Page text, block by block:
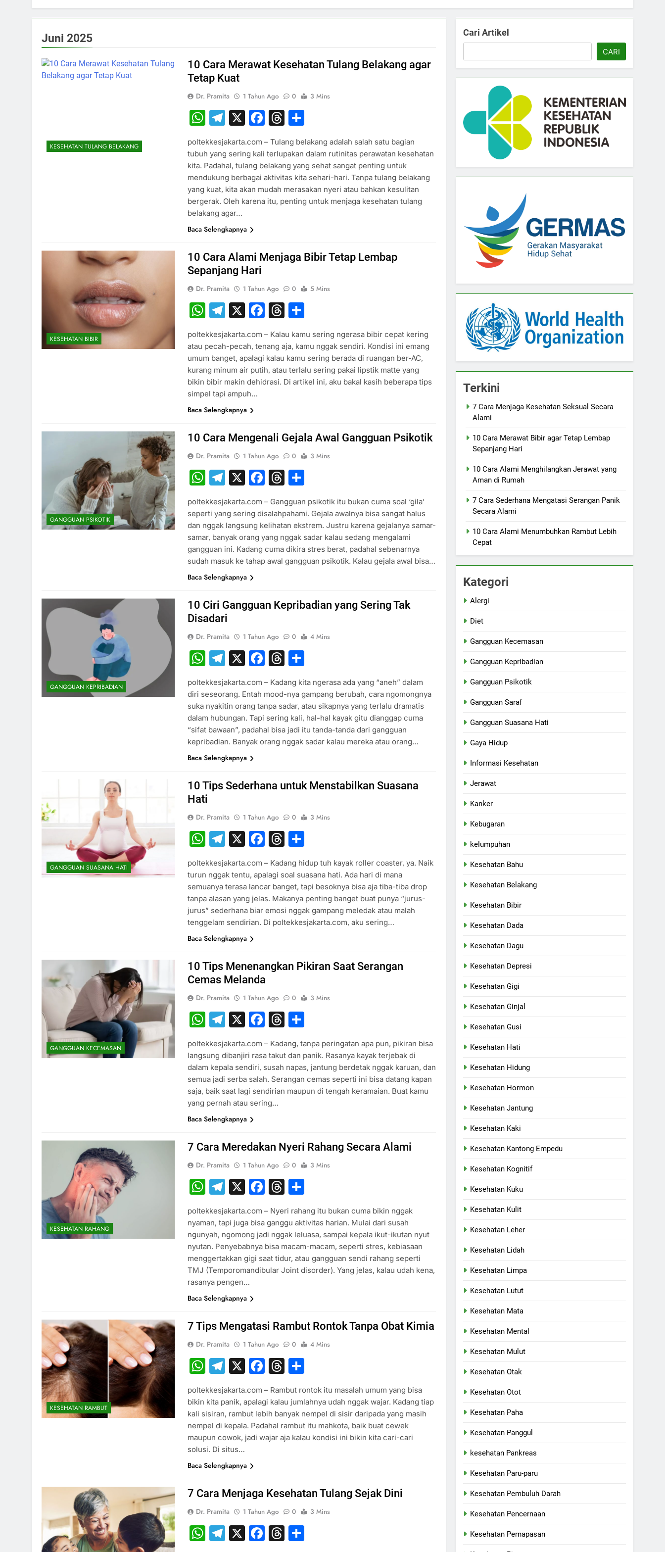
Juni 2025
KESEHATAN TULANG BELAKANG
10 Cara Merawat Kesehatan Tulang Belakang agar
Tetap Kuat
Dr. Pramita 1 Tahun Ago 0 3 Mins
WhatsApp
Telegram
X Facebook
Threads
poltekkesjakarta.com – Tulang belakang adalah salah satu bagian
tubuh yang sering kali terlupakan dalam rutinitas perawatan kesehatan
kita. Padahal, tulang belakang yang sehat sangat penting untuk
mendukung berbagai aktivitas kita sehari-hari. Tanpa tulang belakang
yang kuat, kita akan mudah merasakan nyeri atau bahkan kesulitan
bergerak. Oleh karena itu, penting untuk menjaga kesehatan tulang
belakang agar…
Baca Selengkapnya
KESEHATAN BIBIR
10 Cara Alami Menjaga Bibir Tetap Lembap
Sepanjang Hari
Dr. Pramita 1 Tahun Ago 0 5 Mins
WhatsApp
Telegram
X Facebook
Threads
poltekkesjakarta.com – Kalau kamu sering ngerasa bibir cepat kering
atau pecah-pecah, tenang aja, kamu nggak sendiri. Kondisi ini emang
umum banget, apalagi kalau kamu sering berada di ruangan ber-AC,
kurang minum air putih, atau terlalu sering pakai lipstik matte yang
bikin bibir makin dehidrasi. Di artikel ini, aku bakal kasih beberapa tips
simpel tapi ampuh…
Baca Selengkapnya
GANGGUAN PSIKOTIK
10 Cara Mengenali Gejala Awal Gangguan Psikotik
Dr. Pramita 1 Tahun Ago 0 3 Mins
WhatsApp
Telegram
X Facebook
Threads
poltekkesjakarta.com – Gangguan psikotik itu bukan cuma soal ‘gila’
seperti yang sering disalahpahami. Gejala awalnya bisa sangat halus
dan nggak langsung kelihatan ekstrem. Justru karena gejalanya samar-
samar, banyak orang yang nggak sadar kalau sedang mengalami
gangguan ini. Kadang cuma dikira stres berat, padahal sebenarnya
sudah masuk ke tahap awal gangguan psikotik. Kalau gejala awal bisa…
Baca Selengkapnya
GANGGUAN KEPRIBADIAN
10 Ciri Gangguan Kepribadian yang Sering Tak
Disadari
Dr. Pramita 1 Tahun Ago 0 4 Mins
WhatsApp
Telegram
X Facebook
Threads
poltekkesjakarta.com – Kadang kita ngerasa ada yang “aneh” dalam
diri seseorang. Entah mood-nya gampang berubah, cara ngomongnya
suka nyakitin orang tanpa sadar, atau sikapnya yang terlalu dramatis
dalam hubungan. Tapi sering kali, hal-hal kayak gitu dianggap cuma
“sifat bawaan”, padahal bisa jadi itu tanda-tanda dari gangguan
kepribadian. Banyak orang nggak sadar kalau mereka atau orang…
Baca Selengkapnya
GANGGUAN SUASANA HATI
10 Tips Sederhana untuk Menstabilkan Suasana
Hati
Dr. Pramita 1 Tahun Ago 0 3 Mins
WhatsApp
Telegram
X Facebook
Threads
poltekkesjakarta.com – Kadang hidup tuh kayak roller coaster, ya. Naik
turun nggak tentu, apalagi soal suasana hati. Ada hari di mana
semuanya terasa lancar banget, tapi besoknya bisa aja tiba-tiba drop
tanpa alasan yang jelas. Makanya penting banget buat punya “jurus-
jurus” sederhana biar emosi nggak gampang meledak atau malah
tenggelam sendirian. Di poltekkesjakarta.com, aku sering…
Baca Selengkapnya
GANGGUAN KECEMASAN
10 Tips Menenangkan Pikiran Saat Serangan
Cemas Melanda
Dr. Pramita 1 Tahun Ago 0 3 Mins
WhatsApp
Telegram
X Facebook
Threads
poltekkesjakarta.com – Kadang, tanpa peringatan apa pun, pikiran bisa
langsung dibanjiri rasa takut dan panik. Rasanya kayak terjebak di
dalam kepala sendiri, susah napas, jantung berdetak nggak karuan, dan
semua jadi serba salah. Serangan cemas seperti ini bisa datang kapan
saja, baik saat lagi sendirian maupun di tengah keramaian. Buat kamu
yang pernah atau sering…
Baca Selengkapnya
KESEHATAN RAHANG
7 Cara Meredakan Nyeri Rahang Secara Alami
Dr. Pramita 1 Tahun Ago 0 3 Mins
WhatsApp
Telegram
X Facebook
Threads
poltekkesjakarta.com – Nyeri rahang itu bukan cuma bikin nggak
nyaman, tapi juga bisa ganggu aktivitas harian. Mulai dari susah
ngunyah, ngomong jadi nggak leluasa, sampai kepala ikut-ikutan nyut
nyutan. Penyebabnya bisa macam-macam, seperti stres, kebiasaan
menggertakkan gigi saat tidur, atau gangguan sendi rahang seperti
TMJ (Temporomandibular Joint disorder). Yang jelas, kalau udah kena,
rasanya pengen…
Baca Selengkapnya
KESEHATAN RAMBUT
7 Tips Mengatasi Rambut Rontok Tanpa Obat Kimia
Dr. Pramita 1 Tahun Ago 0 4 Mins
WhatsApp
Telegram
X Facebook
Threads
poltekkesjakarta.com – Rambut rontok itu masalah umum yang bisa
bikin kita panik, apalagi kalau jumlahnya udah nggak wajar. Kadang tiap
kali sisiran, rambut lebih banyak nempel di sisir daripada yang masih
nempel di kepala. Padahal rambut itu mahkota, baik buat cewek
maupun cowok, jadi wajar aja kalau kondisi ini bikin kita cari-cari
solusi. Di situs…
Baca Selengkapnya
7 Cara Menjaga Kesehatan Tulang Sejak Dini
Dr. Pramita 1 Tahun Ago 0 3 Mins
WhatsApp
Telegram
X Facebook
Threads
Cari Artikel
CARI
Terkini
7 Cara Menjaga Kesehatan Seksual Secara
Alami
10 Cara Merawat Bibir agar Tetap Lembap
Sepanjang Hari
10 Cara Alami Menghilangkan Jerawat yang
Aman di Rumah
7 Cara Sederhana Mengatasi Serangan Panik
Secara Alami
10 Cara Alami Menumbuhkan Rambut Lebih
Cepat
Kategori
Alergi
Diet
Gangguan Kecemasan
Gangguan Kepribadian
Gangguan Psikotik
Gangguan Saraf
Gangguan Suasana Hati
Gaya Hidup
Informasi Kesehatan
Jerawat
Kanker
Kebugaran
kelumpuhan
Kesehatan Bahu
Kesehatan Belakang
Kesehatan Bibir
Kesehatan Dada
Kesehatan Dagu
Kesehatan Depresi
Kesehatan Gigi
Kesehatan Ginjal
Kesehatan Gusi
Kesehatan Hati
Kesehatan Hidung
Kesehatan Hormon
Kesehatan Jantung
Kesehatan Kaki
Kesehatan Kantong Empedu
Kesehatan Kognitif
Kesehatan Kuku
Kesehatan Kulit
Kesehatan Leher
Kesehatan Lidah
Kesehatan Limpa
Kesehatan Lutut
Kesehatan Mata
Kesehatan Mental
Kesehatan Mulut
Kesehatan Otak
Kesehatan Otot
Kesehatan Paha
Kesehatan Panggul
kesehatan Pankreas
Kesehatan Paru-paru
Kesehatan Pembuluh Darah
Kesehatan Pencernaan
Kesehatan Pernapasan